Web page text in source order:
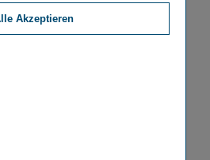
Akzeptieren